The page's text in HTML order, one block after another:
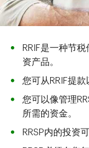
RRIF是一种节
资产品。
您可从RRIF提款
您可以像管理
所需的资金。
RRSP内的投资